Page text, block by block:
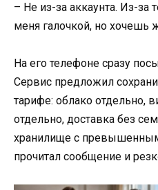
– Не из-за аккаунта. Из-за
меня галочкой, но хочешь
На его телефоне сразу
Сервис предложил
тарифе: облако отдельно,
отдельно, доставка без
хранилище с
прочитал сообщение и